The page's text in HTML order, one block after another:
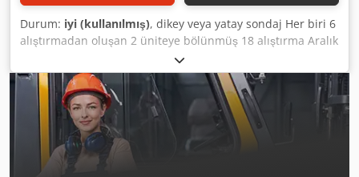
Durum: iyi (kullanılmış), dikey veya yatay sondaj Her biri 6
alıştırmadan oluşan 2 üniteye bölünmüş 18 alıştırma Aralık
32 mm 2 adet pnömatik tutucu Dwodperfufdofx Akgea